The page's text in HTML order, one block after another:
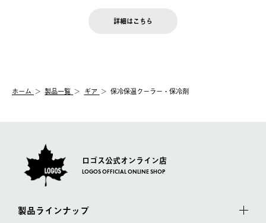
【配送業者】
佐川急便にて配送されます。
お客様都合の返品にかかる送料は、お客様ご負担とさせていただ
一度お手元の商品を返品いただき、ご希望商品を再注文してくだ
LOGOS FAMILY会員の方は、会員マイページ内 購入履歴画面に
詳細はこちら
ホーム 製品一覧 ギア 保冷保温クーラー・保冷剤
ロゴス公式オンライン店
LOGOS OFFICIAL ONLINE SHOP
製品ラインナップ